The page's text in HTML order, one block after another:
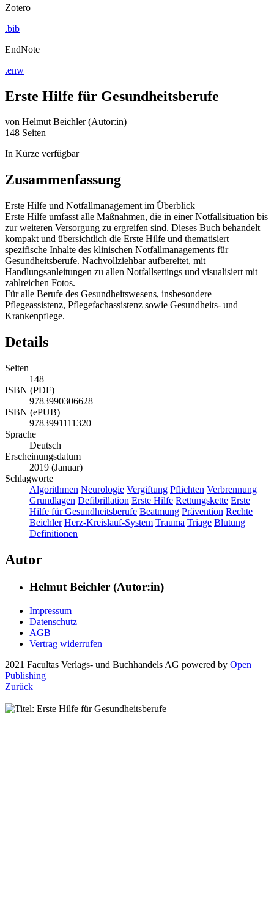
Zotero
.bib
EndNote
.enw
Erste Hilfe für Gesundheitsberufe
von Helmut Beichler (Autor:in)
148 Seiten
In Kürze verfügbar
Zusammenfassung
Erste Hilfe und Notfallmanagement im Überblick
Erste Hilfe umfasst alle Maßnahmen, die in einer Notfallsituation bis
zur weiteren Versorgung zu ergreifen sind. Dieses Buch behandelt
kompakt und übersichtlich die Erste Hilfe und thematisiert
spezifische Inhalte des klinischen Notfallmanagements für
Gesundheitsberufe. Nachvollziehbar aufbereitet, mit
Handlungsanleitungen zu allen Notfallsettings und visualisiert mit
zahlreichen Fotos.
Für alle Berufe des Gesundheitswesens, insbesondere
Pflegeassistenz, Pflegefachassistenz sowie Gesundheits- und
Krankenpflege.
Details
Seiten
148
ISBN (PDF)
9783990306628
ISBN (ePUB)
9783991111320
Sprache
Deutsch
Erscheinungsdatum
2019 (Januar)
Schlagworte
Algorithmen Neurologie Vergiftung Pflichten Verbrennung
Grundlagen Defibrillation Erste Hilfe Rettungskette Erste
Hilfe für Gesundheitsberufe Beatmung Prävention Rechte
Beichler Herz-Kreislauf-System Trauma Triage Blutung
Definitionen
Autor
Helmut Beichler (Autor:in)
Impressum
Datenschutz
AGB
Vertrag widerrufen
2021 Facultas Verlags- und Buchhandels AG powered by Open
Publishing
Zurück